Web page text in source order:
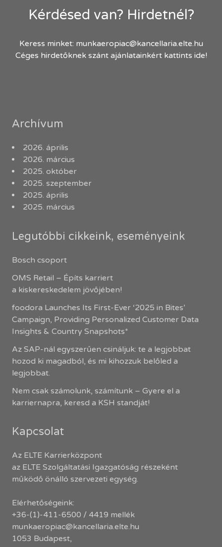
Kérdésed van? Hirdetnél?
Keress minket: munkaeropiac@kancellaria.elte.hu
Céges hirdetőknek szánt ajánlatainkért kattints ide!
Archívum
2026. április
2026. március
2025. október
2025. szeptember
2025. április
2025. március
Legutóbbi cikkeink, eseményeink
Bosch csoport
OMS Retail – Építs karriert
a kiskereskedelem jövőjében!
foodora Launches Its First-Ever ‘2025 in Bites’
Campaign, Providing Personalized Customer Data
Insights & Country Snapshots*
Az SAP-nál egyszerűen csináljuk: te a legjobbat
hozod ki magadból, és mi kihozzuk belőled a
legjobbat.
Nem csak számolunk, számítunk – Gyere el a
karriernapra, keresd a KSH standját!
Kapcsolat
Az ELTE Karrierközpont
az ELTE Szolgáltatási Igazgatóság részeként
működő önálló szervezeti egység.
Elérhetőségeink:
+36-(1)-411-6500 / 4419 mellék
munkaeropiac@kancellaria.elte.hu
1053 Budapest,